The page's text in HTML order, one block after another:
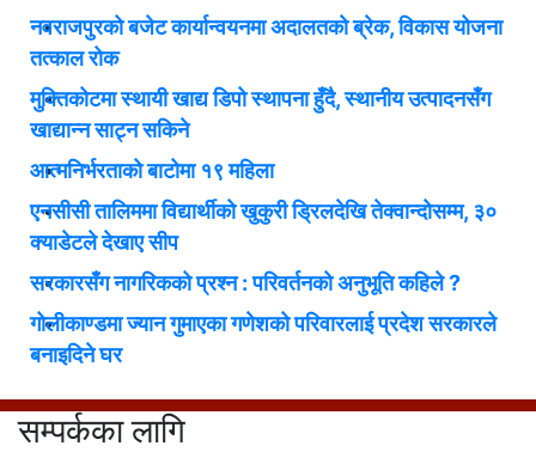
नवराजपुरको बजेट कार्यान्वयनमा अदालतको ब्रेक, विकास योजना
तत्काल रोक
मुक्तिकोटमा स्थायी खाद्य डिपो स्थापना हुँदै, स्थानीय उत्पादनसँग
खाद्यान्न साट्न सकिने
आत्मनिर्भरताको बाटोमा १९ महिला
एनसीसी तालिममा विद्यार्थीको खुकुरी ड्रिलदेखि तेक्वान्दोसम्म, ३०
क्याडेटले देखाए सीप
सरकारसँग नागरिकको प्रश्न : परिवर्तनको अनुभूति कहिले ?
गोलीकाण्डमा ज्यान गुमाएका गणेशको परिवारलाई प्रदेश सरकारले
बनाइदिने घर
सम्पर्कका लागि